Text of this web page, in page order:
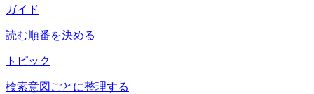
ガイド
読む順番を決める
トピック
検索意図ごとに整理する